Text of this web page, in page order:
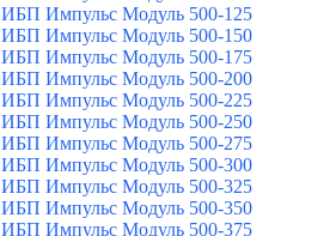
ИБП Импульс Модуль 500-125
ИБП Импульс Модуль 500-150
ИБП Импульс Модуль 500-175
ИБП Импульс Модуль 500-200
ИБП Импульс Модуль 500-225
ИБП Импульс Модуль 500-250
ИБП Импульс Модуль 500-275
ИБП Импульс Модуль 500-300
ИБП Импульс Модуль 500-325
ИБП Импульс Модуль 500-350
ИБП Импульс Модуль 500-375